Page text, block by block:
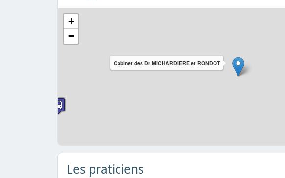
Cabinet des Dr MICHARDIERE et RONDOT
+
−
Les praticiens